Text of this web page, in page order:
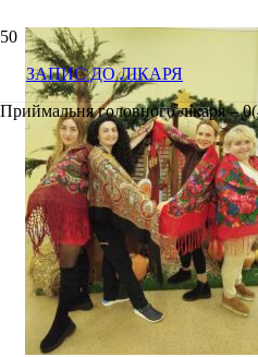
ЗАПИС ДО ЛІКАРЯ
Приймальня головного лікаря –